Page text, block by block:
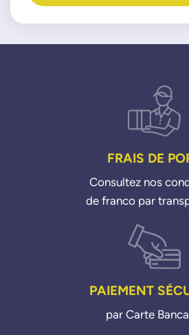
FRAIS DE
Consultez nos
de franco par
PAIEMENT
par Carte